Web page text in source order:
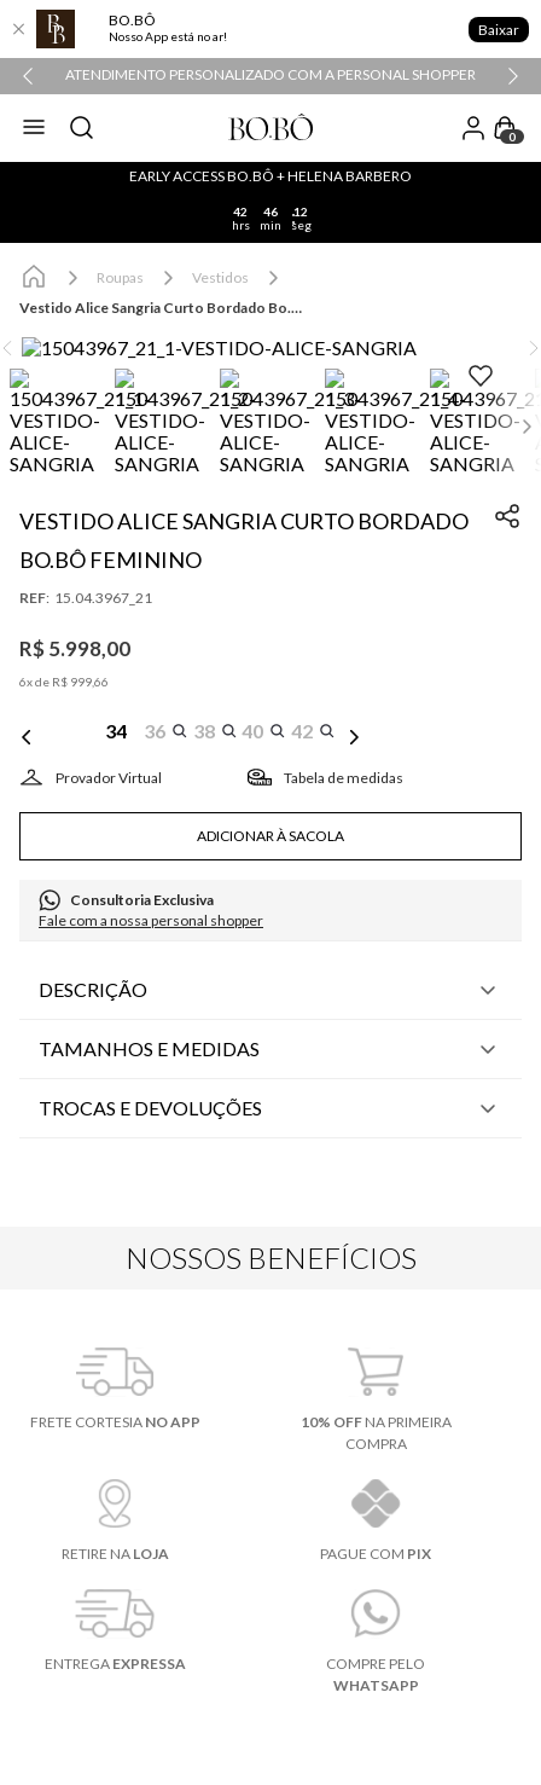
BO.BÔ
Nosso App está no ar! Baixar
ATENDIMENTO PERSONALIZADO COM A PERSONAL SHOPPER
0
EARLY ACCESS BO.BÔ + HELENA BARBERO
42
hrs
46
min
12
seg
Roupas
Vestidos
Vestido Alice Sangria Curto Bordado Bo.Bô Feminino
VESTIDO ALICE SANGRIA CURTO BORDADO
BO.BÔ FEMININO
: 15.04.3967_21
R$5.998,00
6x de R$ 99966
34 36 38 40 42
Tabela de medidas
ADICIONAR À SACOLA
Consultoria Exclusiva
Fale com a nossa personal shopper
DESCRIÇÃO
TAMANHOS E MEDIDAS
TROCAS E DEVOLUÇÕES
NOSSOS BENEFÍCIOS
FRETE CORTESIA NO APP 10% OFFNA PRIMEIRA
COMPRA
RETIRE NA LOJA PAGUE COM PIX
ENTREGA EXPRESSA
COMPRE PELO
WHATSAPP